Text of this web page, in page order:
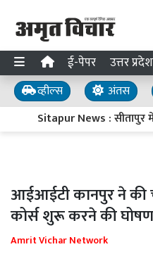
ई-पेपर उत्तर प्रदेश
व्हील्स अंतस
Sitapur News : सीतापुर में
आईआईटी कानपुर ने
कोर्स शुरू करने की
Amrit Vichar Network